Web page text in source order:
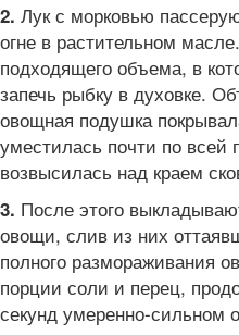
2. Лук с морковью
огне в растительном
подходящего объема, в
запечь рыбку в духовке.
овощная подушка
уместилась почти по
возвысилась над краем
3. После этого
овощи, слив из них
полного размораживания
порции соли и перец,
секунд умеренно-сильном